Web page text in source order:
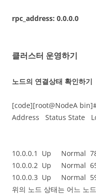
rpc_address: 0.0.0.0
클러스터 운영하기
노드의 연결상태 확인하기
[code][root@NodeA
Address Status
10.0.0.1 Up Normal
10.0.0.2 Up Normal
10.0.0.3 Up Normal
위의 노드 상태는 어느 노